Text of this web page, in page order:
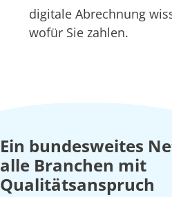
digitale Abrechnung
wofür Sie zahlen.
Ein bundesweites
alle Branchen mit
Qualitätsanspruch